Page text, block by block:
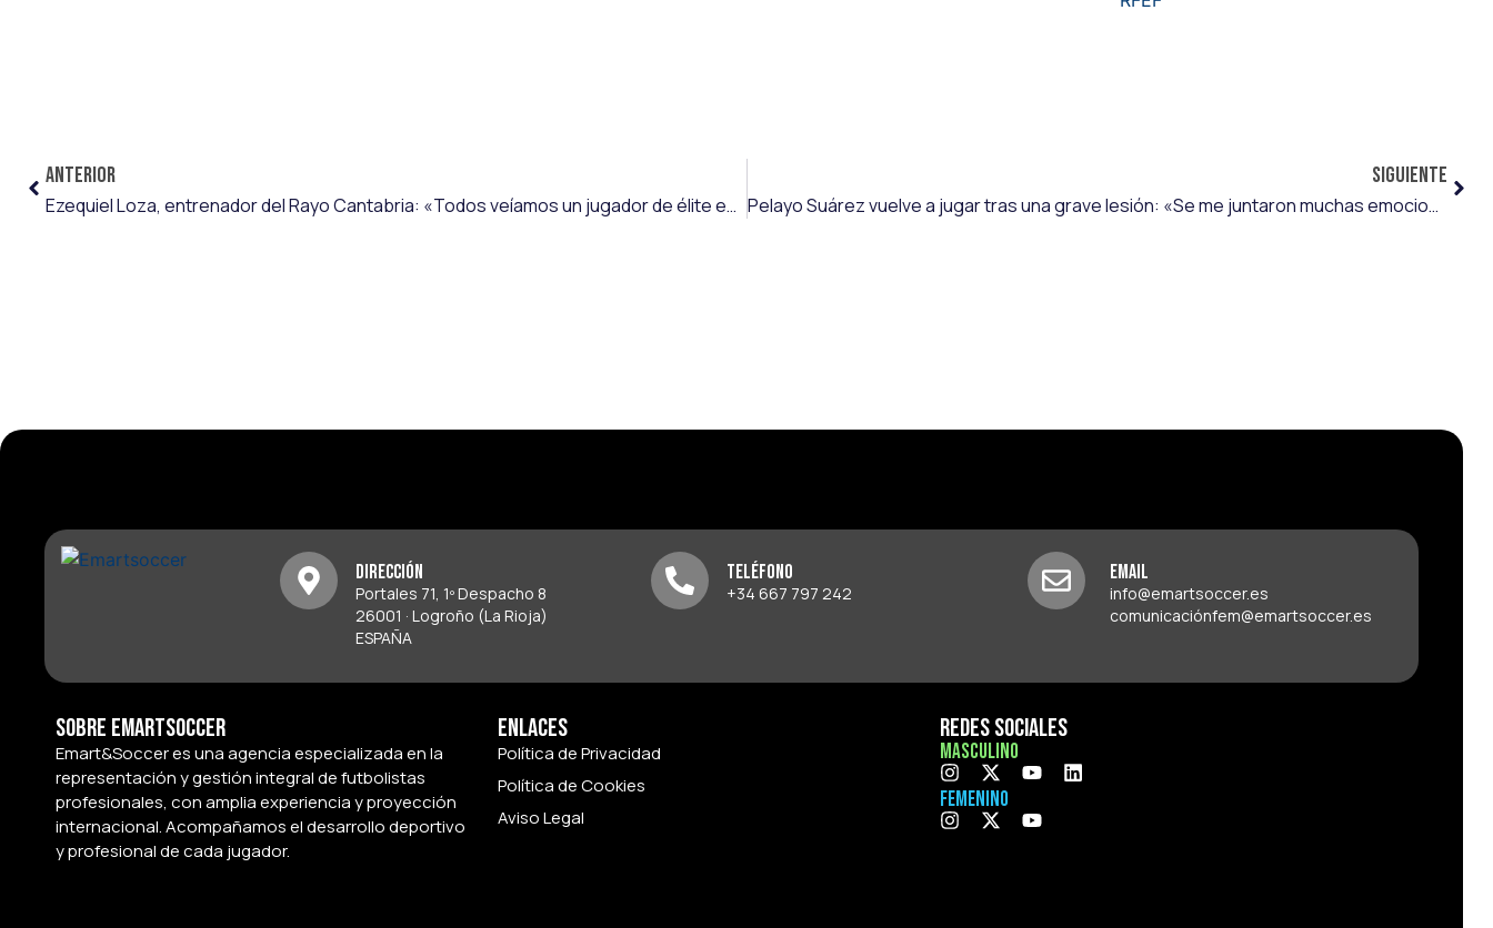
ANTERIOR
Ezequiel Loza, entrenador del Rayo Cantabria: «Todos veíamos un jugador de élite en Jeremy Arévalo; el techo se lo pondrá él»
SIGUIENTE
Pelayo Suárez vuelve a jugar tras una grave lesión: «Se me juntaron muchas emociones»
Dirección
Portales 71, 1º Despacho 8
26001 · Logroño (La Rioja)
ESPAÑA
Teléfono
+34 667 797 242
Email
info@emartsoccer.es
comunicaciónfem@emartsoccer.es
Sobre Emartsoccer
Emart&Soccer es una agencia especializada en la
representación y gestión integral de futbolistas
profesionales, con amplia experiencia y proyección
internacional. Acompañamos el desarrollo deportivo
y profesional de cada jugador.
Enlaces
Política de Privacidad
Política de Cookies
Aviso Legal
Redes Sociales
Masculino
Femenino